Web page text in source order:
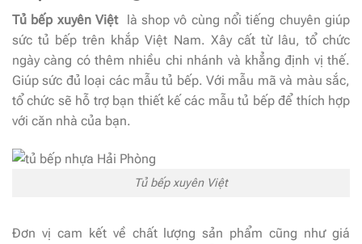
Tủ bếp xuyên Việt là shop vô cùng nổi tiếng chuyên giúp
sức tủ bếp trên khắp Việt Nam. Xây cất từ lâu, tổ chức
ngày càng có thêm nhiều chi nhánh và khẳng định vị thế.
Giúp sức đủ loại các mẫu tủ bếp. Với mẫu mã và màu sắc,
tổ chức sẽ hỗ trợ bạn thiết kế các mẫu tủ bếp để thích hợp
với căn nhà của bạn.
Tủ bếp xuyên Việt
Đơn vị cam kết về chất lượng sản phẩm cũng như giá